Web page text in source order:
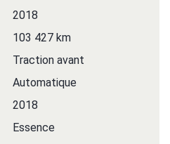
2018
103 427 km
Traction avant
Automatique
2018
Essence